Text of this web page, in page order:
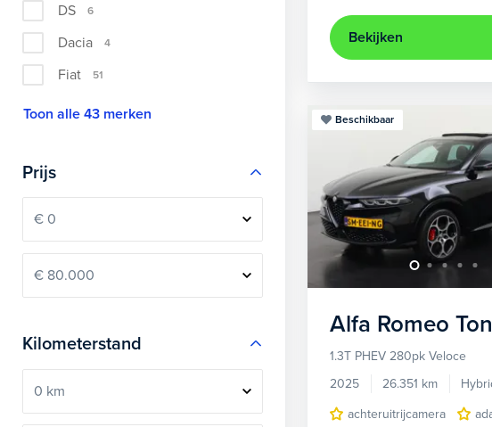
DS 6
Dacia 4
Fiat 51
Toon alle 43 merken
Prijs
Kilometerstand
Bekijken
Beschikbaar
Alfa Romeo
1.3T PHEV 280pk Veloce
2025
26.351 km
achteruitrijcamera